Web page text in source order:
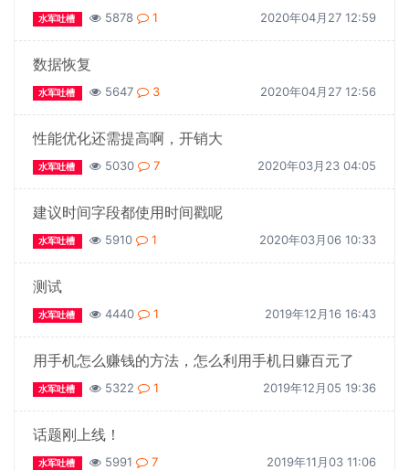
水军吐槽 5878 1 2020年04月27 12:59
数据恢复
水军吐槽 5647 3 2020年04月27 12:56
性能优化还需提高啊，开销大
水军吐槽 5030 7 2020年03月23 04:05
建议时间字段都使用时间戳呢
水军吐槽 5910 1 2020年03月06 10:33
测试
水军吐槽 4440 1 2019年12月16 16:43
用手机怎么赚钱的方法，怎么利用手机日赚百元了
水军吐槽 5322 1 2019年12月05 19:36
话题刚上线！
水军吐槽 5991 7 2019年11月03 11:06